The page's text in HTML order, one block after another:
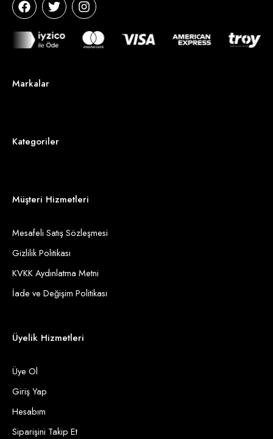
Markalar
Kategoriler
Müşteri Hizmetleri
Mesafeli Satış Sözleşmesi
Gizlilik Politikası
KVKK Aydınlatma Metni
İade ve Değişim Politikası
Üyelik Hizmetleri
Üye Ol
Giriş Yap
Hesabım
Siparişini Takip Et